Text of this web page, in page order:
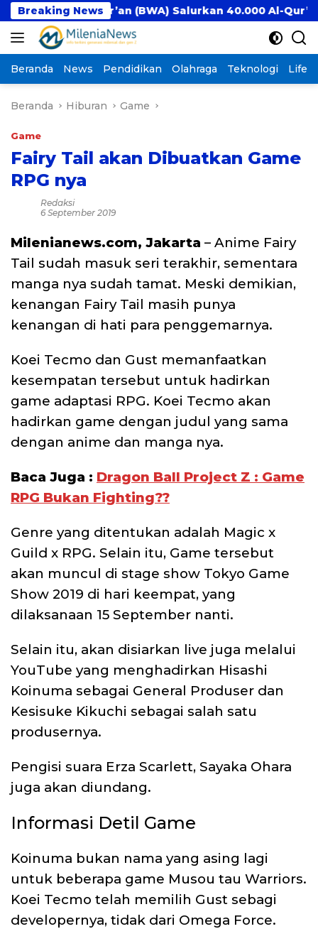
Langsung
ke
konten
Breaking News
Al-Qur’an (BWA) Salurkan 40.000 Al-Qur’an
Beranda News Pendidikan Olahraga Teknologi
Beranda Hiburan Game
Game
Fairy Tail akan Dibuatkan Game
RPG nya
Redaksi
6 September 2019
Milenianews.com, Jakarta – Anime Fairy
Tail sudah masuk seri terakhir, sementara
manga nya sudah tamat. Meski demikian,
kenangan Fairy Tail masih punya
kenangan di hati para penggemarnya.
Koei Tecmo dan Gust memanfaatkan
kesempatan tersebut untuk hadirkan
game adaptasi RPG. Koei Tecmo akan
hadirkan game dengan judul yang sama
dengan anime dan manga nya.
Baca Juga : Dragon Ball Project Z : Game
RPG Bukan Fighting??
Genre yang ditentukan adalah Magic x
Guild x RPG. Selain itu, Game tersebut
akan muncul di stage show Tokyo Game
Show 2019 di hari keempat, yang
dilaksanaan 15 September nanti.
Selain itu, akan disiarkan live juga melalui
YouTube yang menghadirkan Hisashi
Koinuma sebagai General Produser dan
Kesisuke Kikuchi sebagai salah satu
produsernya.
Pengisi suara Erza Scarlett, Sayaka Ohara
juga akan diundang.
Informasi Detil Game
Koinuma bukan nama yang asing lagi
untuk beberapa game Musou tau Warriors.
Koei Tecmo telah memilih Gust sebagi
developernya, tidak dari Omega Force.